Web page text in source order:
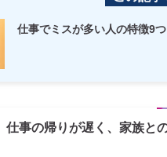
仕事でミスが多い人の特徴9
仕事の帰りが遅く、家族と